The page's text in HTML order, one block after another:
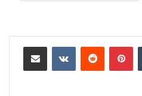
بينتيريست
مشاركة عبر البريد